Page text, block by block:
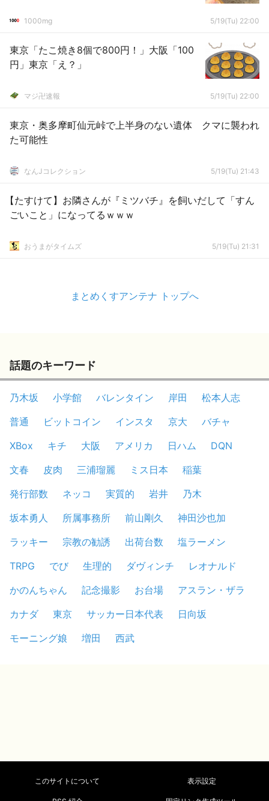
1000mg 5/19(Tu) 22:00
東京「たこ焼き8個で800円！」大阪「100
円」東京「え？」
マジ卍速報 5/19(Tu) 22:00
東京・奥多摩町仙元峠で上半身のない遺体 クマに襲われ
た可能性
なんJコレクション 5/19(Tu) 21:43
【たすけて】お隣さんが『ミツバチ』を飼いだして「すん
ごいこと」になってるｗｗｗ
おうまがタイムズ 5/19(Tu) 21:31
まとめくすアンテナ トップへ
話題のキーワード
乃木坂 小学館 バレンタイン 岸田
松本人志
普通
ビットコイン インスタ 京大
バチャ
XBox
キチ 大阪 アメリカ 日ハム
DQN
文春
皮肉 三浦瑠麗 ミス日本
稲葉
発行部数
ネッコ 実質的 岩井
乃木
坂本勇人
所属事務所 前山剛久
神田沙也加
ラッキー
宗教の勧誘 出荷台数
塩ラーメン
TRPG
でび 生理的 ダヴィンチ
レオナルド
かのんちゃん
記念撮影 お台場
アスラン・ザラ
カナダ
東京 サッカー日本代表
日向坂
モーニング娘
増田 西武
このサイトについて 表示設定